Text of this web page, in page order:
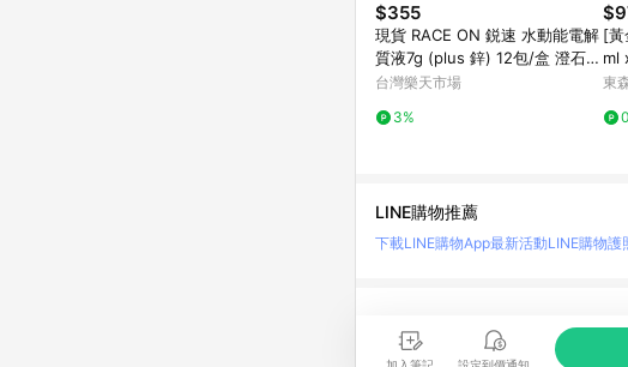
$355
現貨 RACE ON 鋭速 水動能電解
質液7g (plus 鋅) 12包/盒 澄石藥
局✚實體店面
台灣樂天市場
3%
[黃
ml
東
LINE購物推薦
下載LINE購物App最新活動LINE購物護
LINE 購物是匯集購物情報與商品資訊
時間差，請務必點擊商品至各合作網